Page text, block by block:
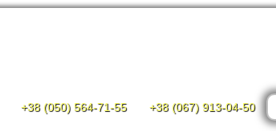
+38 (050) 564-71-55 +38 (067) 913-04-50